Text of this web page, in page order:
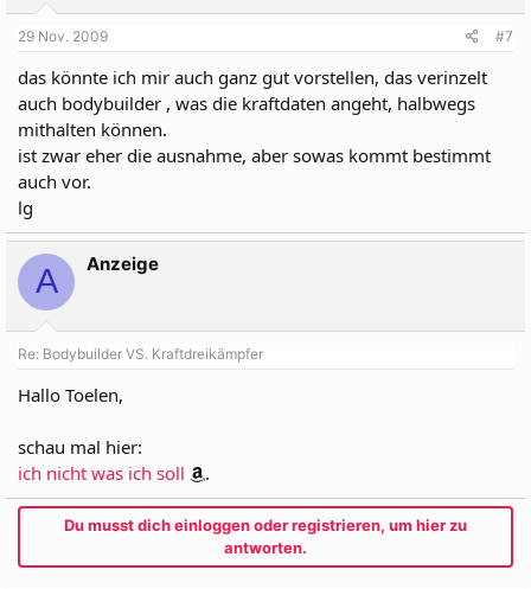
29 Nov. 2009 #7
das könnte ich mir auch ganz gut vorstellen, das verinzelt
auch bodybuilder , was die kraftdaten angeht, halbwegs
mithalten können.
ist zwar eher die ausnahme, aber sowas kommt bestimmt
auch vor.
lg
A Anzeige
Re: Bodybuilder VS. Kraftdreikämpfer
Hallo Toelen,
schau mal hier:
ich nicht was ich soll
.
Du musst dich einloggen oder registrieren, um hier zu
antworten.